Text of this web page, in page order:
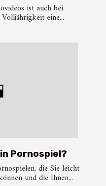
ist auch bei
eine...
Pornospiel?
die Sie leicht
und die Ihnen...